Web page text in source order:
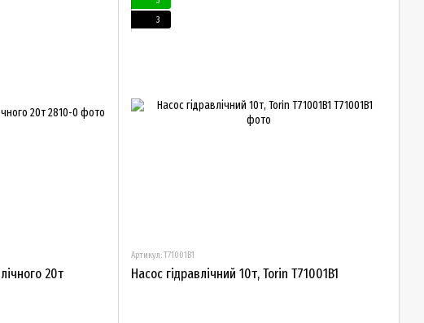
20т
3
Артикул: T71001B1
Насос гідравлічний 10т, Torin T71001B1